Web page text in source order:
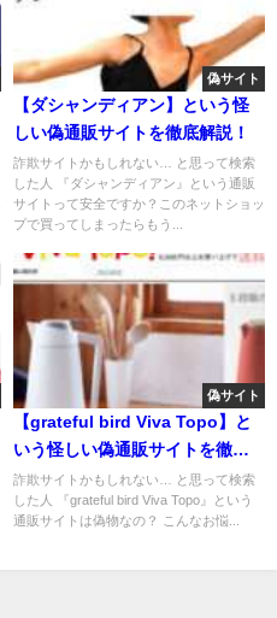
偽サイト
【ダシャンディアン】という怪
しい偽通販サイトを徹底解説！
詐欺サイトかもしれない… と思って検索
した人 『ダシャンディアン』という通販
サイトって安全ですか？このネットショッ
プで買ってしまったらもう...
偽サイト
【grateful bird Viva Topo】と
いう怪しい偽通販サイトを徹底
解説！
詐欺サイトかもしれない… と思って検索
した人 『grateful bird Viva Topo』という
通販サイトは偽物なの？ こんなお悩...